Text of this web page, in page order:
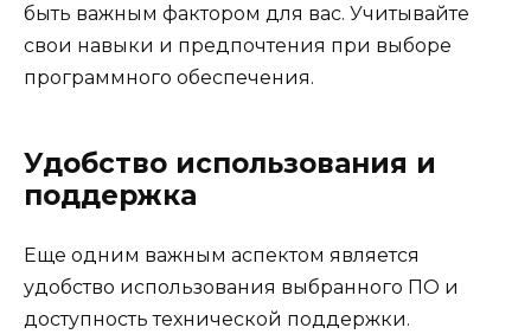
быть важным фактором для вас. Учитывайте
свои навыки и предпочтения при выборе
программного обеспечения.
Удобство использования и
поддержка
Еще одним важным аспектом является
удобство использования выбранного ПО и
доступность технической поддержки.